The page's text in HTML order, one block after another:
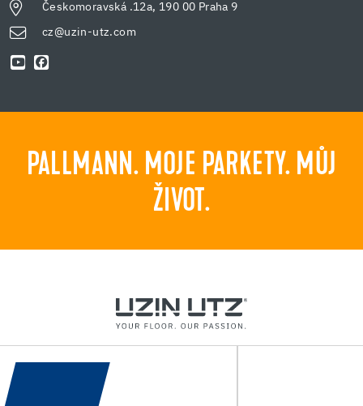
Českomoravská .12a, 190 00 Praha 9
cz@uzin-utz.com
PALLMANN. MOJE PARKETY. MŮJ
ŽIVOT.